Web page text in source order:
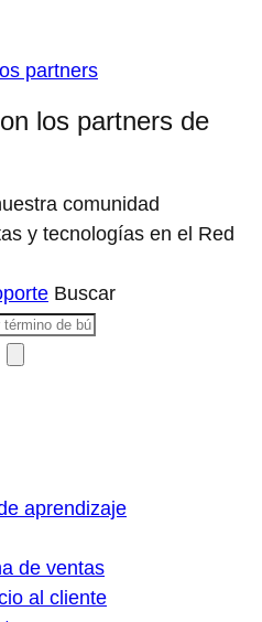
partners
los partners de
comunidad
y tecnologías en el Red
Buscar
aprendizaje
de ventas
al cliente